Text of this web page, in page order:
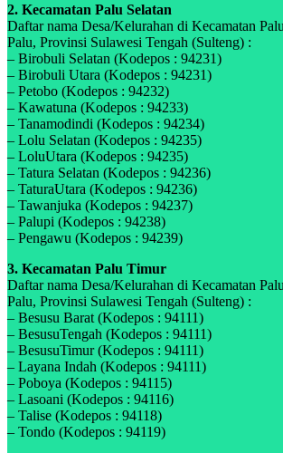
2. Kecamatan Palu Selatan
Daftar nama Desa/Kelurahan di Kecamatan
Palu, Provinsi Sulawesi Tengah (Sulteng) :
– Birobuli Selatan (Kodepos : 94231)
– Birobuli Utara (Kodepos : 94231)
– Petobo (Kodepos : 94232)
– Kawatuna (Kodepos : 94233)
– Tanamodindi (Kodepos : 94234)
– Lolu Selatan (Kodepos : 94235)
– LoluUtara (Kodepos : 94235)
– Tatura Selatan (Kodepos : 94236)
– TaturaUtara (Kodepos : 94236)
– Tawanjuka (Kodepos : 94237)
– Palupi (Kodepos : 94238)
– Pengawu (Kodepos : 94239)
3. Kecamatan Palu Timur
Daftar nama Desa/Kelurahan di Kecamatan
Palu, Provinsi Sulawesi Tengah (Sulteng) :
– Besusu Barat (Kodepos : 94111)
– BesusuTengah (Kodepos : 94111)
– BesusuTimur (Kodepos : 94111)
– Layana Indah (Kodepos : 94111)
– Poboya (Kodepos : 94115)
– Lasoani (Kodepos : 94116)
– Talise (Kodepos : 94118)
– Tondo (Kodepos : 94119)